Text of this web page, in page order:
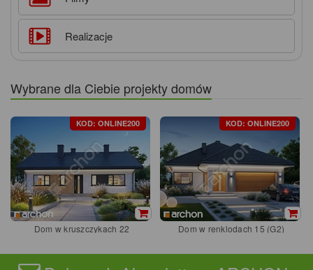
Realizacje
Wybrane dla Ciebie projekty domów
KOD: ONLINE200
Dom w kruszczykach 22
KOD: ONLINE200
Dom w renklodach 15 (G2)